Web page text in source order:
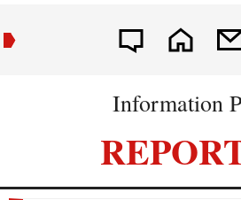
Information